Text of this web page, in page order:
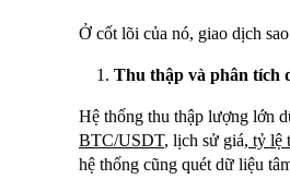
Ở cốt lõi của nó, giao dịch
Thu thập và phân tích
Hệ thống thu thập lượng lớn
BTC/USDT, lịch sử giá, tỷ lệ
hệ thống cũng quét dữ liệu